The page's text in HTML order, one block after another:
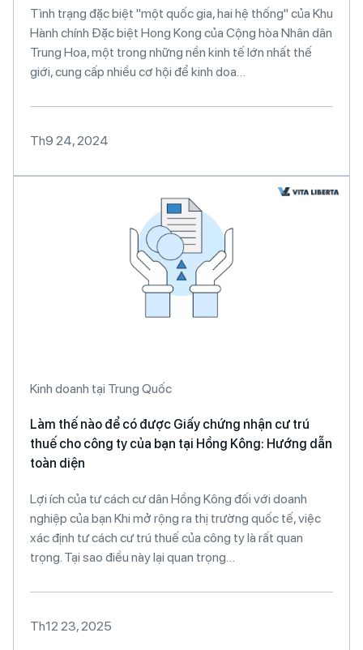
Tình trạng đặc biệt "một quốc gia, hai hệ thống" của Khu
Hành chính Đặc biệt Hong Kong của Cộng hòa Nhân dân
Trung Hoa, một trong những nền kinh tế lớn nhất thế
giới, cung cấp nhiều cơ hội để kinh doa…
Th9 24, 2024
Kinh doanh tại Trung Quốc
Làm thế nào để có được Giấy chứng nhận cư trú
thuế cho công ty của bạn tại Hồng Kông: Hướng dẫn
toàn diện
Lợi ích của tư cách cư dân Hồng Kông đối với doanh
nghiệp của bạn Khi mở rộng ra thị trường quốc tế, việc
xác định tư cách cư trú thuế của công ty là rất quan
trọng. Tại sao điều này lại quan trọng…
Th12 23, 2025